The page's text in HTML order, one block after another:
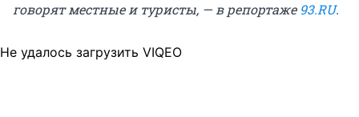
говорят местные и туристы, — в репортаже 93.RU.
Не удалось загрузить VIQEO